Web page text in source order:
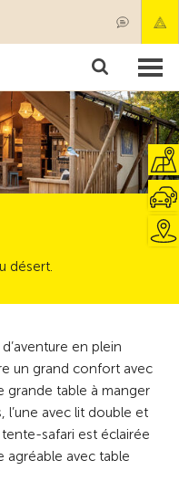
désert.
en plein
un grand confort avec
grande table à manger
l’une avec lit double et
tente-safari est éclairée
agréable avec table